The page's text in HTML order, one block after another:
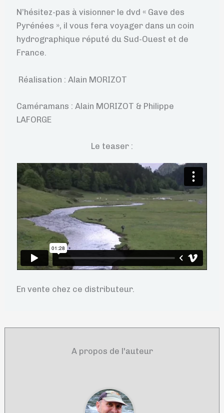
N’hésitez-pas à visionner le dvd « Gave des
Pyrénées », il vous fera voyager dans un coin
hydrographique réputé du Sud-Ouest et de
France.
Réalisation : Alain MORIZOT
Caméramans : Alain MORIZOT & Philippe
LAFORGE
Le teaser :
En vente chez ce distributeur.
A propos de l'auteur